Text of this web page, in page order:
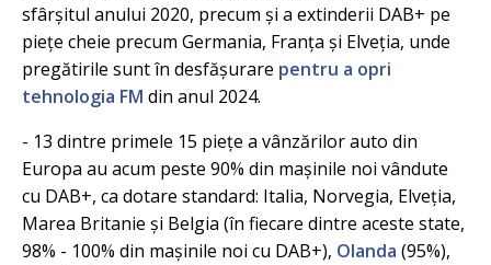
sfârșitul anului 2020, precum și a extinderii DAB+ pe
piețe cheie precum Germania, Franța și Elveția, unde
pregătirile sunt în desfășurare pentru a opri
tehnologia FM din anul 2024.
- 13 dintre primele 15 piețe a vânzărilor auto din
Europa au acum peste 90% din mașinile noi vândute
cu DAB+, ca dotare standard: Italia, Norvegia, Elveția,
Marea Britanie și Belgia (în fiecare dintre aceste state,
98% - 100% din mașinile noi cu DAB+), Olanda (95%),